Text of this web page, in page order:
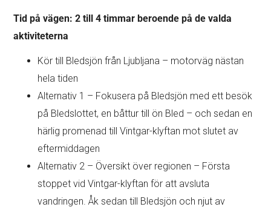
Tid på vägen: 2 till 4 timmar beroende på de valda
aktiviteterna
Kör till Bledsjön från Ljubljana – motorväg nästan
hela tiden
Alternativ 1 – Fokusera på Bledsjön med ett besök
på Bledslottet, en båttur till ön Bled – och sedan en
härlig promenad till Vintgar-klyftan mot slutet av
eftermiddagen
Alternativ 2 – Översikt över regionen – Första
stoppet vid Vintgar-klyftan för att avsluta
vandringen. Åk sedan till Bledsjön och njut av